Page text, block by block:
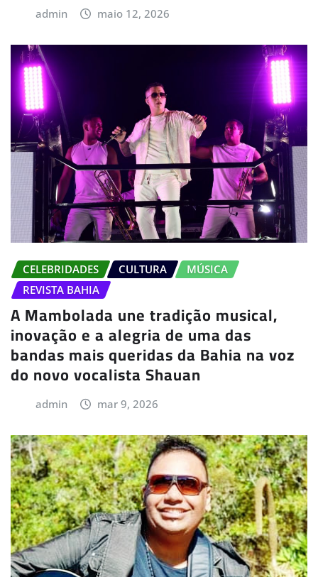
admin maio 12, 2026
CELEBRIDADES CULTURA
MÚSICA
REVISTA BAHIA
A Mambolada une tradição musical,
inovação e a alegria de uma das
bandas mais queridas da Bahia na voz
do novo vocalista Shauan
admin mar 9, 2026